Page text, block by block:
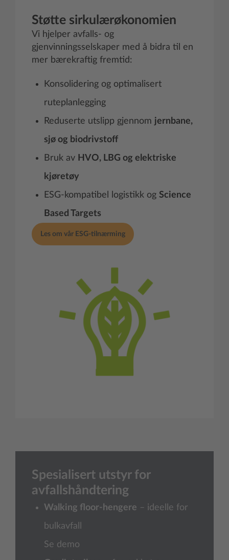
Støtte sirkulærøkonomien
Vi hjelper avfalls- og
gjenvinningsselskaper med å bidra til en
mer bærekraftig fremtid:
Konsolidering og optimalisert
ruteplanlegging
Reduserte utslipp gjennom jernbane,
sjø og biodrivstoff
Bruk av HVO, LBG og elektriske
kjøretøy
ESG-kompatibel logistikk og Science
Based Targets
Les om vår ESG-tilnærming
Spesialisert utstyr for
avfallshåndtering
Walking floor-hengere – ideelle for
bulkavfall
Se demo